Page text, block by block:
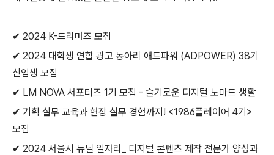
✔ 2024 K-드리머즈 모집
✔ 2024 대학생 연합 광고 동아리 애드파워 (ADPOWER) 38기
신입생 모집
✔ LM NOVA 서포터즈 1기 모집 - 슬기로운 디지털 노마드 생활
✔ 기획 실무 교육과 현장 실무 경험까지! <1986플레이어 4기>
모집
✔ 2024 서울시 뉴딜 일자리_ 디지털 콘텐츠 제작 전문가 양성과